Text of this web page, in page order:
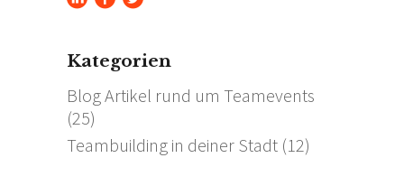
Kategorien
Blog Artikel rund um Teamevents
(25)
Teambuilding in deiner Stadt (12)